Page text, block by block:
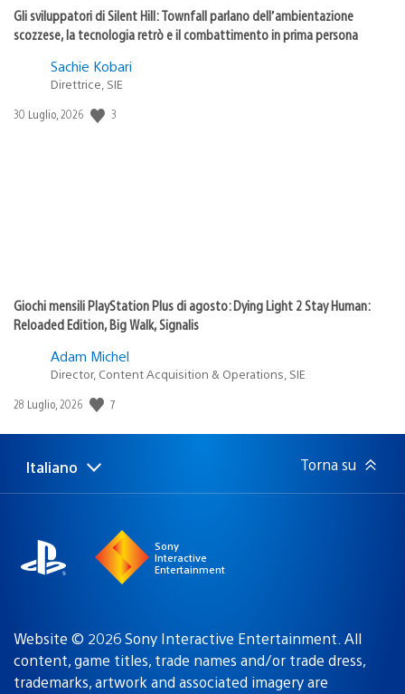
Gli sviluppatori di Silent Hill: Townfall parlano dell’ambientazione
scozzese, la tecnologia retrò e il combattimento in prima persona
Sachie Kobari
Direttrice, SIE
Data
30 Luglio, 2026 3
Giochi mensili PlayStation Plus di agosto: Dying Light 2 Stay Human:
Reloaded Edition, Big Walk, Signalis
Adam Michel
Director, Content Acquisition & Operations, SIE
Data
pubblicazione:
28 Luglio, 2026 7
Seleziona
una
Regione
attuale:
Italiano Torna su
Sony
Interactive
Entertainment
Website © 2026 Sony Interactive Entertainment. All
content, game titles, trade names and/or trade dress,
trademarks, artwork and associated imagery are